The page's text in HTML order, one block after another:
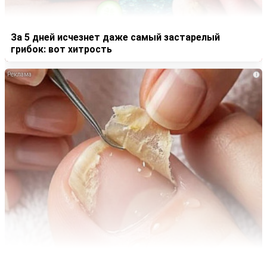
За 5 дней исчезнет даже самый застарелый
грибок: вот хитрость
i